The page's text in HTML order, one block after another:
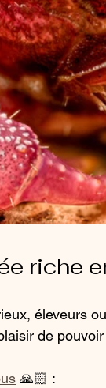
riche
éleveurs
de
🙏🏻 :